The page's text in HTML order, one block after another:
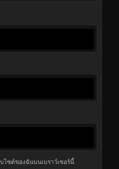
ไซต์ของฉันบนเบราว์เซอร์นี้